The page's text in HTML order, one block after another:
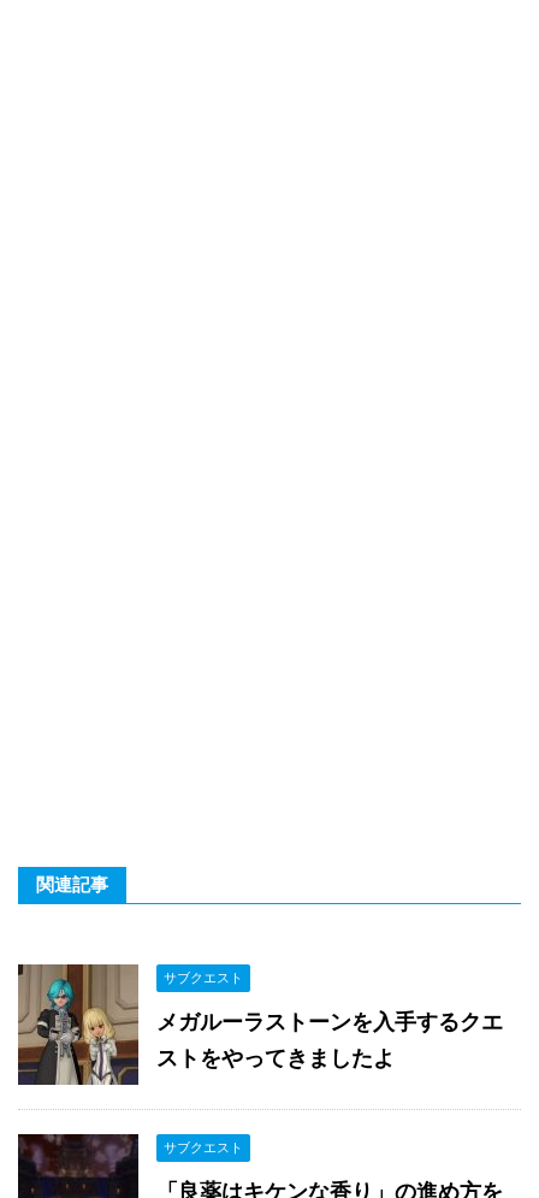
関連記事
サブクエスト
メガルーラストーンを入手するクエ
ストをやってきましたよ
サブクエスト
「良薬はキケンな香り」の進め方を